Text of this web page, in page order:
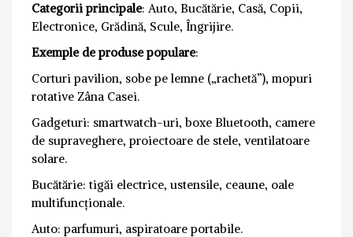
Categorii principale: Auto, Bucătărie, Casă, Copii,
Electronice, Grădină, Scule, Îngrijire.
Exemple de produse populare:
Corturi pavilion, sobe pe lemne („rachetă”), mopuri
rotative Zâna Casei.
Gadgeturi: smartwatch-uri, boxe Bluetooth, camere
de supraveghere, proiectoare de stele, ventilatoare
solare.
Bucătărie: tigăi electrice, ustensile, ceaune, oale
multifuncționale.
Auto: parfumuri, aspiratoare portabile.